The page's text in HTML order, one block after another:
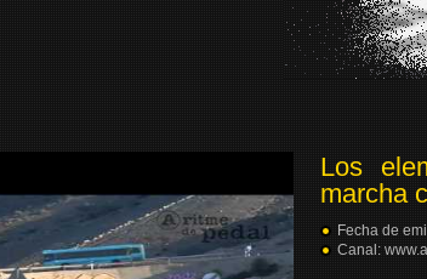
Los
marcha
Fecha de
Canal: